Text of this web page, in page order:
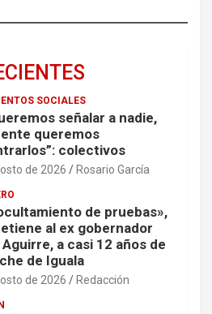
SOCIALES
señalar a nadie,
queremos
colectivos
de 2026 Rosario García
de pruebas»,
al ex gobernador
a casi 12 años de
de Iguala
de 2026 Redacción